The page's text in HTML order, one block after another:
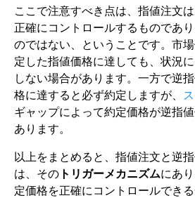
ここで注意すべき点は、指値注文
正確にコントロールするものであ
のではない、ということです。市
定した指値価格に達しても、状況
しない場合があります。一方で逆
格に達すると必ず約定しますが、
ギャップによって約定価格が逆指
あります。
以上をまとめると、指値注文と逆
は、その トリガーメカニズムにあ
定価格を正確にコントロールでき